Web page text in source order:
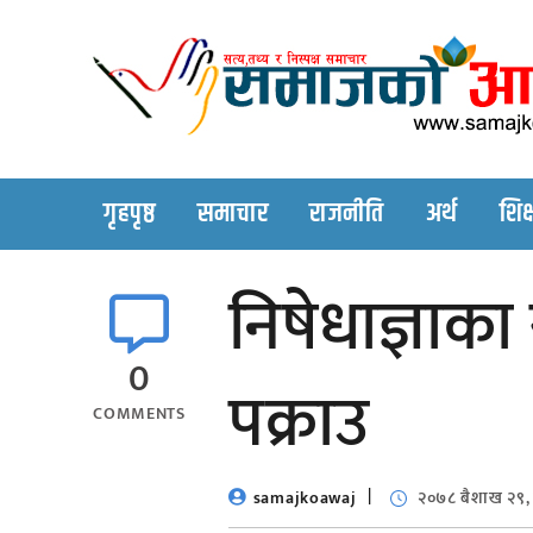
गृहपृष्ठ समाचार राजनीति अर्थ
0
COMMENTS
पक्राउ
samajkoawaj २०७८ बैशाख २९,